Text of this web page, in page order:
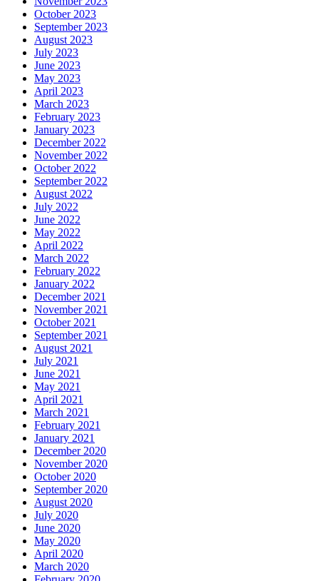
October 2023
September 2023
August 2023
July 2023
June 2023
May 2023
April 2023
March 2023
February 2023
January 2023
December 2022
November 2022
October 2022
September 2022
August 2022
July 2022
June 2022
May 2022
April 2022
March 2022
February 2022
January 2022
December 2021
November 2021
October 2021
September 2021
August 2021
July 2021
June 2021
May 2021
April 2021
March 2021
February 2021
January 2021
December 2020
November 2020
October 2020
September 2020
August 2020
July 2020
June 2020
May 2020
April 2020
March 2020